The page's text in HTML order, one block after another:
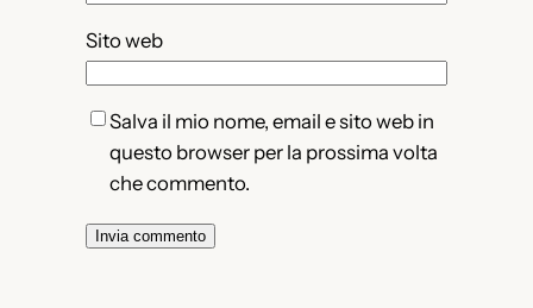
Sito web
Salva il mio nome, email e sito web in
questo browser per la prossima volta
che commento.